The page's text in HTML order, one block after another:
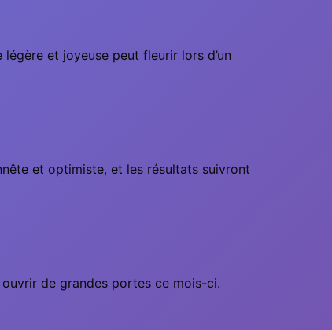
et joyeuse peut fleurir lors d’un
et optimiste, et les résultats suivront
de grandes portes ce mois-ci.